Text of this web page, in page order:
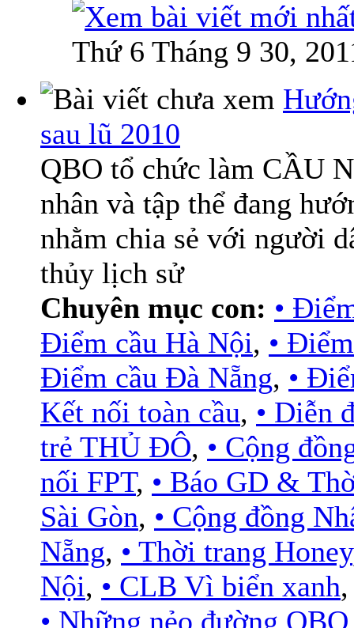
Thứ 6 Tháng 9 30,
sau lũ 2010
QBO tổ chức làm CẦU
nhân và tập thể đang
nhằm chia sẻ với người
thủy lịch sử
Chuyên mục con: •
Điểm cầu Hà Nội, •
Điểm cầu Đà Nẵng, •
Kết nối toàn cầu, • Diễn
trẻ THỦ ĐÔ, • Cộng
nối FPT, • Báo GD &
Sài Gòn, • Cộng đồng
Nẵng, • Thời trang Honey
Nội, • CLB Vì biển xanh
• Những nẻo đường